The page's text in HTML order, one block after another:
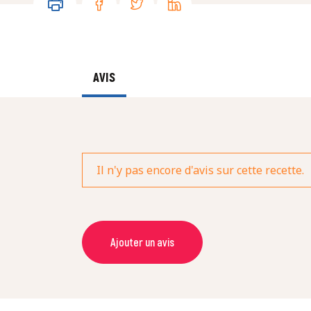
AVIS
Il n'y pas encore d'avis sur cette recette.
Ajouter un avis
NOM *